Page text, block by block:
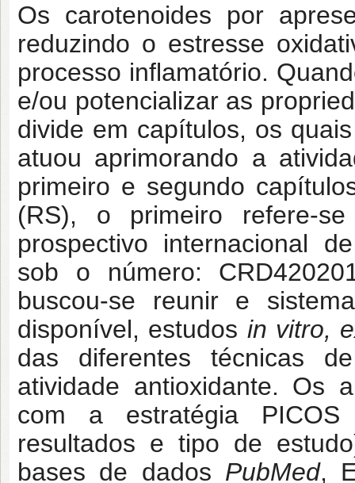
Os carotenoides por
reduzindo o estresse
processo inflamatório.
e/ou potencializar as
divide em capítulos, os
atuou aprimorando a
primeiro e segundo
(RS), o primeiro refere-
prospectivo internacional
sob o número:
buscou-se reunir e
disponível, estudos in vitro,
das diferentes técnicas
atividade antioxidante. Os
com a estratégia PICOS
resultados e tipo de
bases de dados PubMed,